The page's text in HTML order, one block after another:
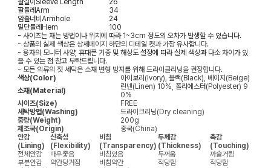
팔길이 Sleeve Length
26
팔둘레 Arm
34
암홀너비 Armhole
24
밑단둘레 Hem
100
- 사이즈는 재는 방법이나 위치에 따라 1~3cm 정도의 오차가 발생할 수 있습니다.
- 상품의 실제 색상은 상세페이지 하단의 디테일 컷과 가장 유사합니다.
- 용자의 모니터 사양, 휴대폰 기종 및 해상도 설정에 따라 실제 색상과 다소 차이가 있
을 수 있는 점 참고 부탁드립니다.
- 모든 의류의 첫 세탁은 소재 변형 방지를 위해 드라이클리닝을 권장합니다.
색상(Color)
아이보리(Ivory), 블랙(Black), 베이지(Beige)
소재(Material)
린넨(Linen) 10%, 폴리에스터(Polyester) 9
0%
사이즈(Size)
FREE
세탁방법(Washing)
드라이크리닝(Dry cleaning)
중량(Weight)
200g
제조국(Origin)
중국(China)
안감
(Lining)
신축성
(Flexibility)
비침
(Transparency)
두께감
(Thickness)
촉감
(Touching)
전체안감
매우좋음 비침있음 두꺼움
까슬거림
부분안감
약간당겨짐 비침약간 적당함
적당함